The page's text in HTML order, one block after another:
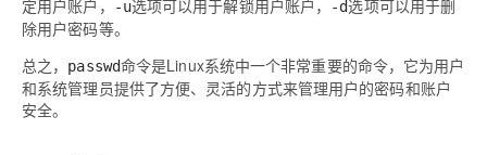
定用户账户，
-u选项可以用于解锁用户账户， -d选项可以用于删
除用户密码等。
总之，
passwd命令是Linux系统中一个非常重要的命令，它为用户
和系统管理员提供了方便、灵活的方式来管理用户的密码和账户
安全。